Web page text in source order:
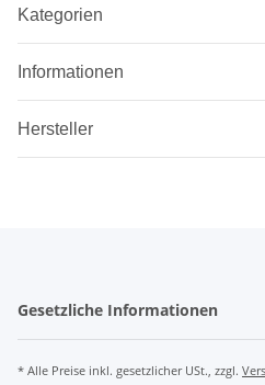
Kategorien
Informationen
Hersteller
Gesetzliche Informationen
* Alle Preise inkl. gesetzlicher USt., zzgl.